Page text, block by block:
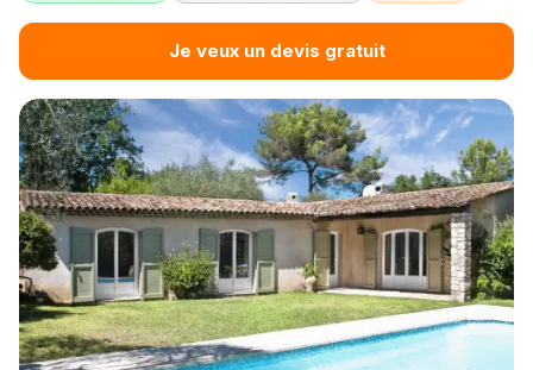
Je veux un devis gratuit